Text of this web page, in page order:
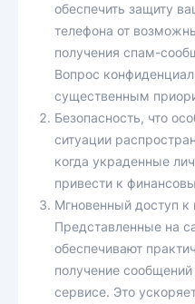
обеспечить защиту
телефона от
получения спам-
Вопрос
существенным
Безопасность, что
ситуации
когда украденные
привести к
Мгновенный доступ
Представленные на
обеспечивают
получение
сервисе. Это